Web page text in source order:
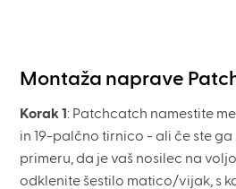
Montaža naprave
Korak 1: Patchcatch namestite
in 19-palčno tirnico - ali če ste ga
primeru, da je vaš nosilec na
odklenite šestilo matico/vijak, s